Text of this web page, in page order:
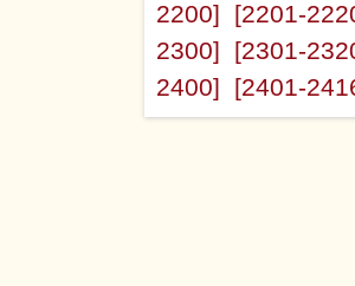
2200]
[2201-
2300]
[2301-
2400]
[2401-